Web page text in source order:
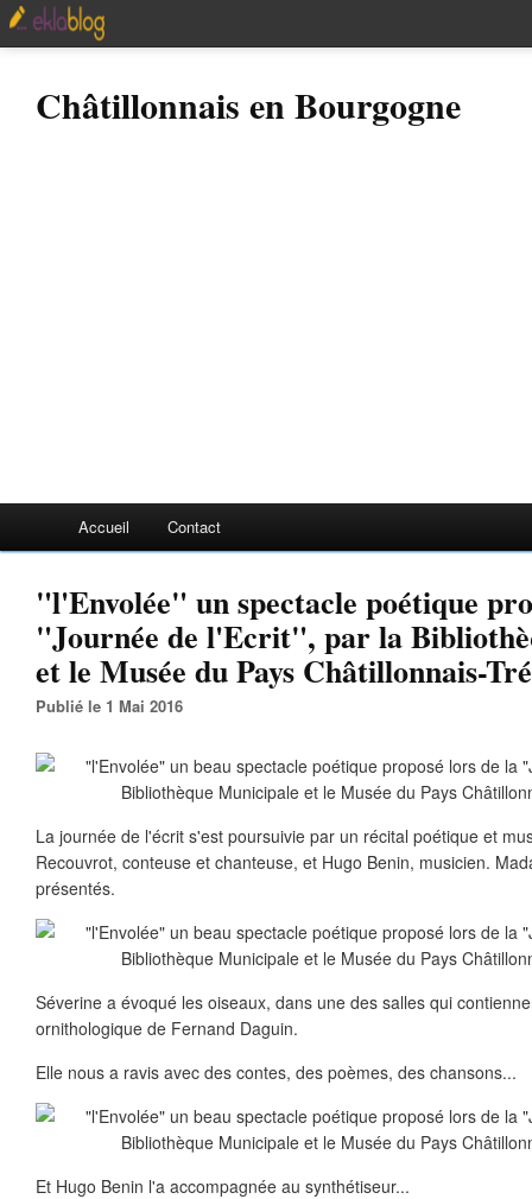
Châtillonnais en Bourgogne
Accueil Contact
"l'Envolée" un spectacle poétique
"Journée de l'Ecrit", par la
et le Musée du Pays Châtillonnais-
Publié le 1 Mai 2016
La journée de l'écrit s'est poursuivie par un récital poétique et
Recouvrot, conteuse et chanteuse, et Hugo Benin, musicien.
présentés.
Séverine a évoqué les oiseaux, dans une des salles qui
ornithologique de Fernand Daguin.
Elle nous a ravis avec des contes, des poèmes, des chansons...
Et Hugo Benin l'a accompagnée au synthétiseur...